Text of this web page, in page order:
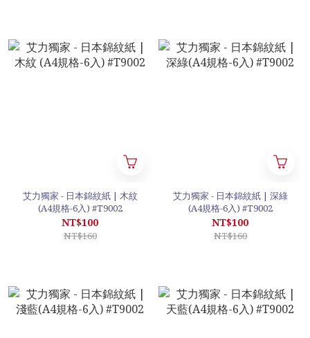
艾力獨家 - 日本錦紋紙 | 木紋
(A4規格-6入) #T9002
NT$100
NT$160
艾力獨家 - 日本錦紋紙 | 深綠
(A4規格-6入) #T9002
NT$100
NT$160